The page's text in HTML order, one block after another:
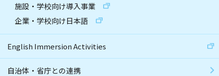
施設・学校向け導入事業
企業・学校向け日本語
English Immersion Activities
自治体・省庁との連携